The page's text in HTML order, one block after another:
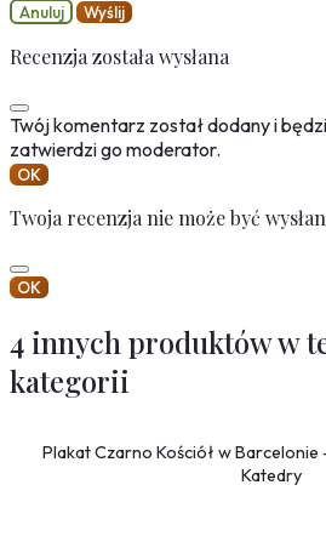
Anuluj Wyślij
Recenzja została wysłana
Twój komentarz został dodany i
zatwierdzi go moderator.
OK
Twoja recenzja nie może być
OK
4 innych produktów w
kategorii
Plakat Czarno Kościół w
Katedry